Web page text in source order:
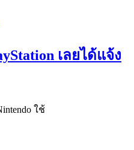
เลยได้แจ้ง
ใช้